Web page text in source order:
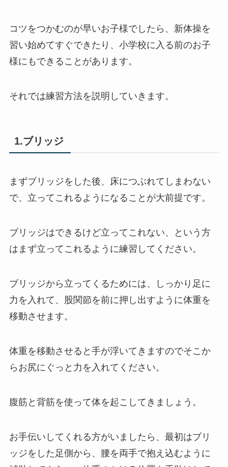
コツをつかむのが早いお子様でしたら、新体操を
習い始めてすぐできたり、小学校に入る前のお子
様にもできることがあります。
それでは練習方法を説明していきます。
1.ブリッジ
まずブリッジをした後、床につぶれてしまわない
で、立ってこれるようになることが大前提です。
ブリッジはできるけど立ってこれない、という方
はまず立ってこれるように練習してください。
ブリッジから立ってくるためには、しっかり足に
力を入れて、股関節を前に押し出すように体重を
移動させます。
体重を移動させると手が浮いてきますのでそこか
らお尻にぐっと力を入れてください。
腹筋と背筋を使って体を起こしてきましょう。
お手伝いしてくれる方がいましたら、最初はブリ
ッジをした足側から、腰を両手で抱え込むように